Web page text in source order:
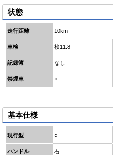
状態
走行距離 10km
車検 検11.8
記録簿 なし
禁煙車 ○
基本仕様
現行型 ○
ハンドル 右